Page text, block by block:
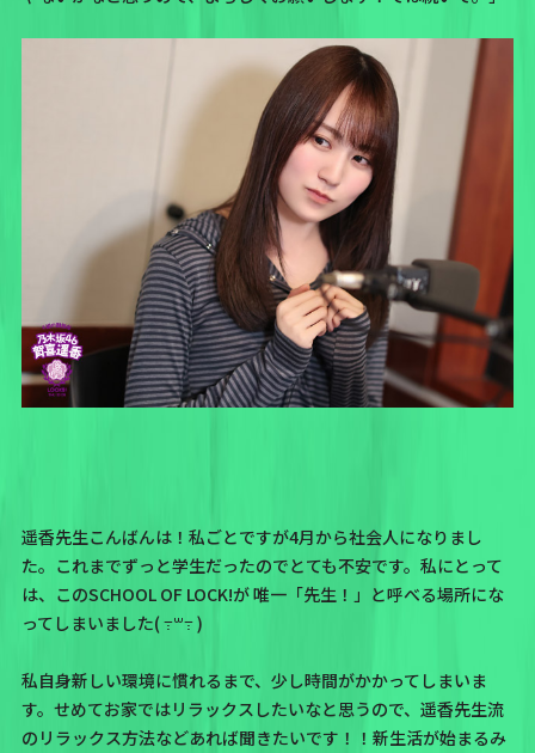
遥香先生こんばんは！私ごとですが4月から社会人になりまし
た。これまでずっと学生だったのでとても不安です。私にとって
は、このSCHOOL OF LOCK!が 唯一「先生！」と呼べる場所にな
ってしまいました( ߹꒳߹ )
私自身新しい環境に慣れるまで、少し時間がかかってしまいま
す。せめてお家ではリラックスしたいなと思うので、遥香先生流
のリラックス方法などあれば聞きたいです！！新生活が始まるみ